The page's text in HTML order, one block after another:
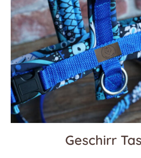
Geschirr